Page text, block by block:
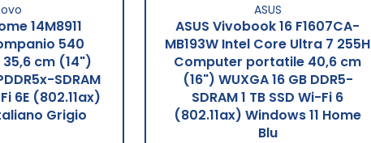
14M8911
540
cm (14")
SDRAM
6E (802.11ax)
Grigio
ASUS
ASUS Vivobook 16 F1607CA-
MB193W Intel Core Ultra 7 255H
Computer portatile 40,6 cm
(16") WUXGA 16 GB DDR5-
SDRAM 1 TB SSD Wi-Fi 6
(802.11ax) Windows 11 Home
Blu